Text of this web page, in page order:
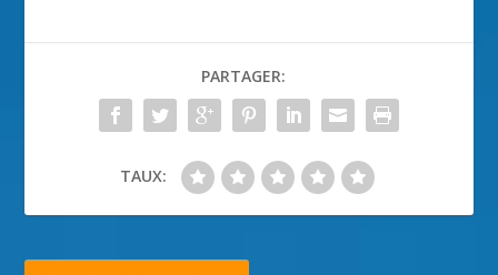
PARTAGER:
TAUX: